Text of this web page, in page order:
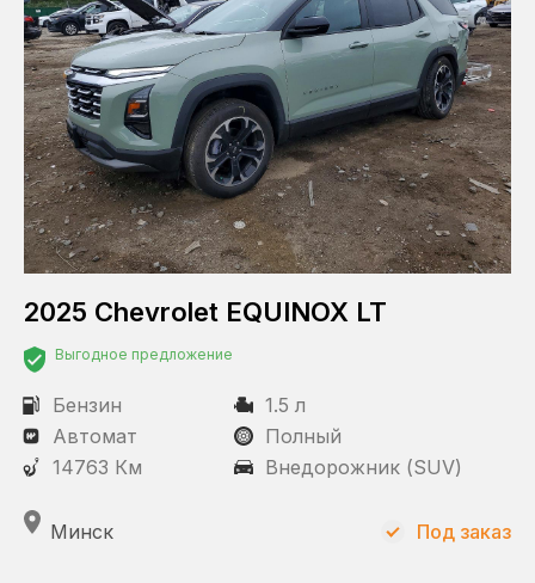
2025 Chevrolet EQUINOX LT
Выгодное предложение
Бензин
1.5 л
Автомат
Полный
14763 Км
Внедорожник (SUV)
Минск Под заказ